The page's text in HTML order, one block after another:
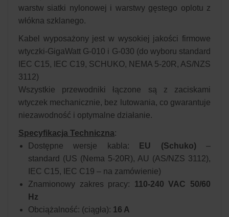
warstw siatki nylonowej i warstwy gęstego oplotu z
włókna szklanego.
Kabel wyposażony jest w wysokiej jakości firmowe
wtyczki-GigaWatt G-010 i G-030 (do wyboru standard
IEC C15, IEC C19, SCHUKO, NEMA 5-20R, AS/NZS
3112)
Wszystkie przewodniki łączone są z zaciskami
wtyczek mechanicznie, bez lutowania, co gwarantuje
niezawodność i optymalne działanie.
Specyfikacja Techniczna:
Dostępne wersje kabla:
EU (Schuko) –
standard (US (Nema 5-20R), AU (AS/NZS 3112),
IEC C15, IEC C19 – na zamówienie)
Znamionowy zakres pracy: 110-240 VAC 50/60
Hz
Obciążalność: (ciągła): 16 A